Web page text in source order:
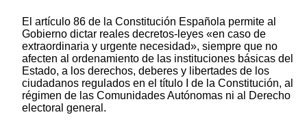
El artículo 86 de la Constitución Española permite al
Gobierno dictar reales decretos-leyes «en caso de
extraordinaria y urgente necesidad», siempre que no
afecten al ordenamiento de las instituciones básicas del
Estado, a los derechos, deberes y libertades de los
ciudadanos regulados en el título I de la Constitución, al
régimen de las Comunidades Autónomas ni al Derecho
electoral general.